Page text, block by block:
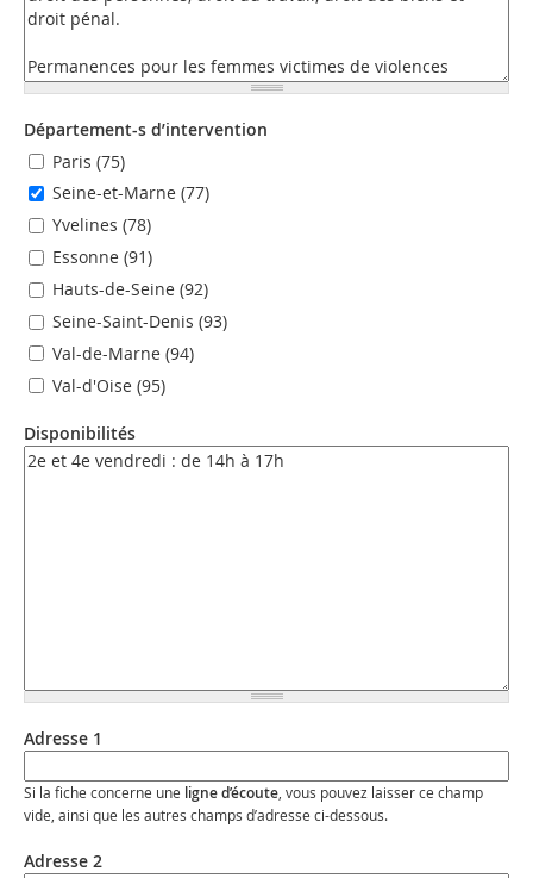
Département-s d’intervention
Paris (75)
Seine-et-Marne (77)
Yvelines (78)
Essonne (91)
Hauts-de-Seine (92)
Seine-Saint-Denis (93)
Val-de-Marne (94)
Val-d'Oise (95)
Disponibilités
Adresse 1
Si la fiche concerne une ligne d’écoute , vous pouvez laisser ce champ
vide, ainsi que les autres champs d’adresse ci-dessous.
Adresse 2